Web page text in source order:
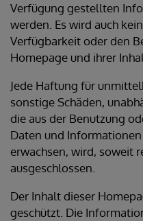
Verfügung gestellten
werden. Es wird auch
Verfügbarkeit oder den
Homepage und ihrer
Jede Haftung für
sonstige Schäden,
die aus der Benutzung
Daten und
erwachsen, wird, soweit
ausgeschlossen.
Der Inhalt dieser
geschützt. Die